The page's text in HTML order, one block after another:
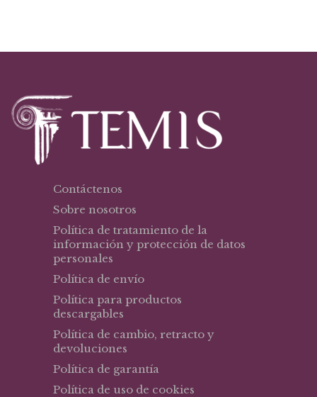
$47,13.$40,06.
Contáctenos
Sobre nosotros
Política de tratamiento de la
información y protección de datos
personales
Política de envío
Política para productos
descargables
Política de cambio, retracto y
devoluciones
Política de garantía
Política de uso de cookies